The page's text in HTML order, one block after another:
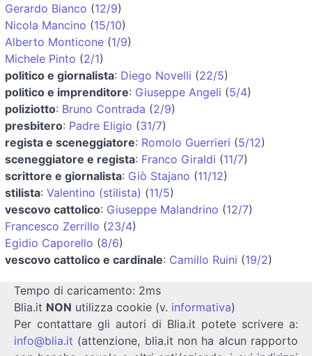
Gerardo Bianco (12/9)
Nicola Mancino (15/10)
Alberto Monticone (1/9)
Michele Pinto (2/1)
politico e giornalista: Diego Novelli (22/5)
politico e imprenditore: Giuseppe Angeli (5/4)
poliziotto: Bruno Contrada (2/9)
presbitero: Padre Eligio (31/7)
regista e sceneggiatore: Romolo Guerrieri (5/12)
sceneggiatore e regista: Franco Giraldi (11/7)
scrittore e giornalista: Giò Stajano (11/12)
stilista: Valentino (stilista) (11/5)
vescovo cattolico: Giuseppe Malandrino (12/7)
Francesco Zerrillo (23/4)
Egidio Caporello (8/6)
vescovo cattolico e cardinale: Camillo Ruini (19/2)
Tempo di caricamento: 2ms
Blia.it NON utilizza cookie (v. informativa)
Per contattare gli autori di Blia.it potete scrivere a:
info@blia.it (attenzione, blia.it non ha alcun rapporto